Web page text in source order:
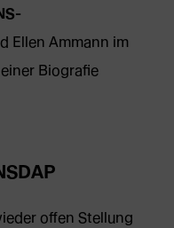
Ellen Ammann im
Biografie
offen Stellung